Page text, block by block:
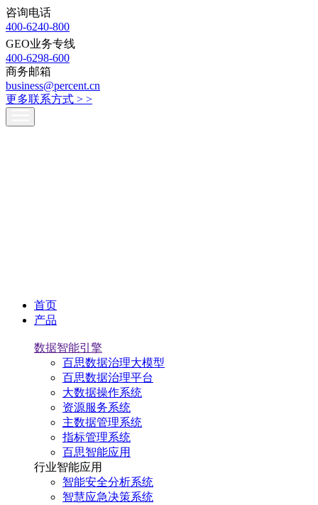
咨询电话
400-6240-800
GEO业务专线
400-6298-600
商务邮箱
business@percent.cn
更多联系方式 > >
首页
产品
数据智能引擎
百思数据治理大模型
百思数据治理平台
大数据操作系统
资源服务系统
主数据管理系统
指标管理系统
百思智能应用
行业智能应用
智能安全分析系统
智慧应急决策系统